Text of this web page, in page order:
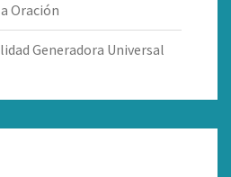
Oración
Generadora Universal